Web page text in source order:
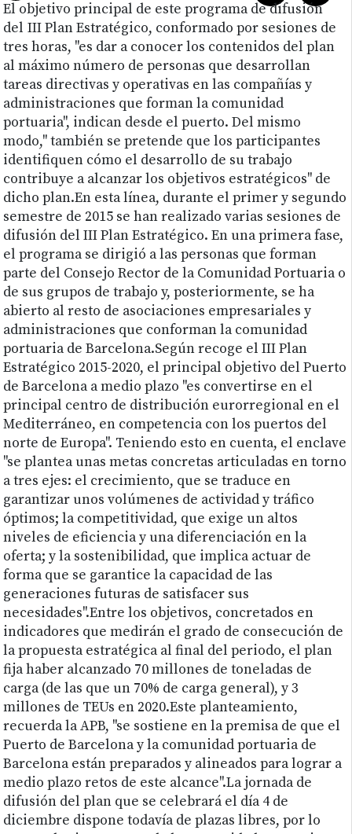
El objetivo principal de este programa de difusión
del III Plan Estratégico, conformado por sesiones de
tres horas, "es dar a conocer los contenidos del plan
al máximo número de personas que desarrollan
tareas directivas y operativas en las compañías y
administraciones que forman la comunidad
portuaria", indican desde el puerto. Del mismo
modo," también se pretende que los participantes
identifiquen cómo el desarrollo de su trabajo
contribuye a alcanzar los objetivos estratégicos" de
dicho plan.En esta línea, durante el primer y segundo
semestre de 2015 se han realizado varias sesiones de
difusión del III Plan Estratégico. En una primera fase,
el programa se dirigió a las personas que forman
parte del Consejo Rector de la Comunidad Portuaria o
de sus grupos de trabajo y, posteriormente, se ha
abierto al resto de asociaciones empresariales y
administraciones que conforman la comunidad
portuaria de Barcelona.Según recoge el III Plan
Estratégico 2015-2020, el principal objetivo del Puerto
de Barcelona a medio plazo "es convertirse en el
principal centro de distribución eurorregional en el
Mediterráneo, en competencia con los puertos del
norte de Europa". Teniendo esto en cuenta, el enclave
"se plantea unas metas concretas articuladas en torno
a tres ejes: el crecimiento, que se traduce en
garantizar unos volúmenes de actividad y tráfico
óptimos; la competitividad, que exige un altos
niveles de eficiencia y una diferenciación en la
oferta; y la sostenibilidad, que implica actuar de
forma que se garantice la capacidad de las
generaciones futuras de satisfacer sus
necesidades".Entre los objetivos, concretados en
indicadores que medirán el grado de consecución de
la propuesta estratégica al final del periodo, el plan
fija haber alcanzado 70 millones de toneladas de
carga (de las que un 70% de carga general), y 3
millones de TEUs en 2020.Este planteamiento,
recuerda la APB, "se sostiene en la premisa de que el
Puerto de Barcelona y la comunidad portuaria de
Barcelona están preparados y alineados para lograr a
medio plazo retos de este alcance".La jornada de
difusión del plan que se celebrará el día 4 de
diciembre dispone todavía de plazas libres, por lo